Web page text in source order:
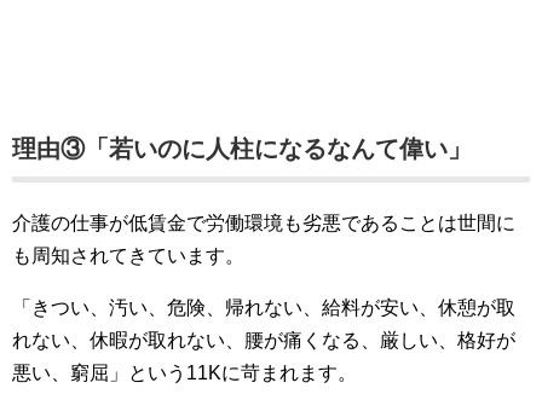
理由③「若いのに人柱になるなんて偉い」
介護の仕事が低賃金で労働環境も劣悪であることは世間に
も周知されてきています。
「きつい、汚い、危険、帰れない、給料が安い、休憩が取
れない、休暇が取れない、腰が痛くなる、厳しい、格好が
悪い、窮屈」という11Kに苛まれます。